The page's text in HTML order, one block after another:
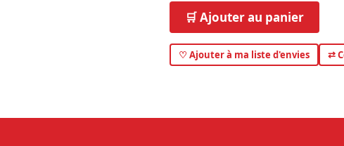
🛒 Ajouter au panier
♡ Ajouter à ma liste d'envies ⇄